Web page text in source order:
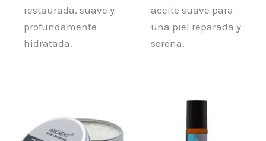
restaurada, suave y
profundamente
hidratada.
aceite suave para
una piel reparada y
serena.